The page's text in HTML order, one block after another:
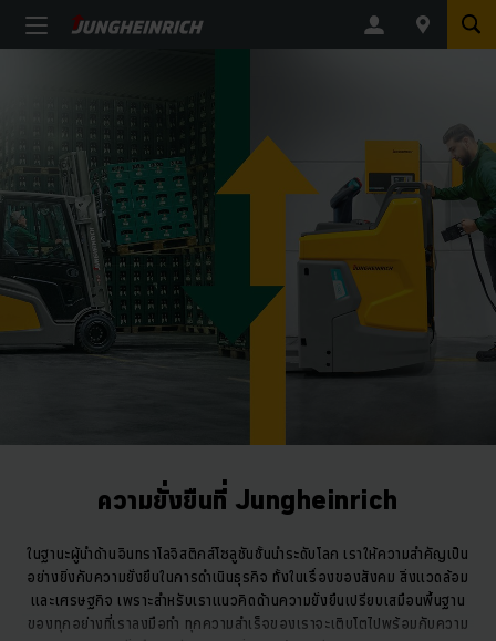
ความยั่งยืนที่ Jungheinrich
ในฐานะผู้นำด้านอินทราโลจิสติกส์โซลูชันชั้นนำระดับโลก เราให้ความสำคัญเป็น
อย่างยิ่งกับความยั่งยืนในการดำเนินธุรกิจ ทั้งในเรื่องของสังคม สิ่งแวดล้อม
และเศรษฐกิจ เพราะสำหรับเราแนวคิดด้านความยั่งยืนเปรียบเสมือนพื้นฐาน
ของทุกอย่างที่เราลงมือทำ ทุกความสำเร็จของเราจะเติบโตไปพร้อมกับความ